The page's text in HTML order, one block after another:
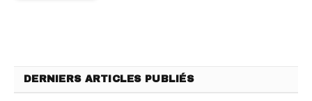
DERNIERS ARTICLES PUBLIÉS